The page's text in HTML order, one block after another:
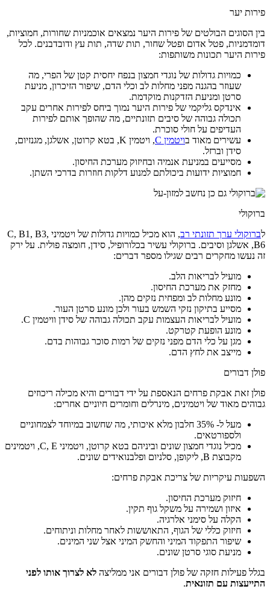
פירות יער
בין הסוגים הבולטים של פירות היער נמצאים אוכמניות שחורות, חמוציות,
דומדמניות, פטל אדום ופטל שחור, תות שדה, תות עץ ודובדבנים. לכל
פירות היער תכונות משותפות:
כמויות גדולות של נוגדי חמצון בנפח יחסית קטן של הפרי, מה
שעוזר בהגנה מפני מחלות לב וכלי הדם, שיפור הזיכרון, מניעת
סרטן ומניעת הזדקנות מוקדמת.
אינדקס גליקמי של פירות היער נמוך ביחס לפירות אחרים עקב
תכולה גבוהה של סיבים תזונתיים, מה שהופך אותם לפירות
העדיפים על חולי סוכרת.
עשירים מאוד בויטמין C
, ויטמין K, בטא קרוטן, אשלגן, מגנזיום,
סידן וברזל.
מסייעים במניעת אנמיה ובחיזוק מערכת החיסון.
חמוציות ידועות ביכולתם למנוע דלקות חוזרות בדרכי השתן.
ברוקולי
לברוקולי ערך תזונתי רב
, הוא מכיל כמויות גדולות של ויטמיני C, B1, B3,
B6, אשלגן וסיבים. ברוקולי עשיר בכלורופיל, סידן, חומצה פולית. על ירק
זה נעשו מחקרים רבים שגילו מספר דברים:
מועיל לבריאות הלב.
מחזק את מערכת החיסון.
מונע מחלות לב ומפחית נזקים מהן.
מסייע בתיקון נזקי השמש בעור ולכן מונע סרטן העור.
מועיל לבריאות העצמות עקב תכולה גבוהה של סידן וויטמין C.
מונע הופעת קטרקט.
מגן על כלי הדם מפני נזקים של רמות סוכר גבוהות בדם.
מייצב את לחץ הדם.
פולן דבורים
פולן זאת אבקת פרחים הנאספת על ידי דבורים והיא מכילה ריכוזים
גבוהים מאוד של ויטמינים, מינרלים וחומרים חיוניים אחרים:
מעל ל- 35% חלבון מלא איכותי, מה שחשוב במיוחד לצמחוניים
ולספורטאים.
מכיל נוגדי חמצון שונים וביניהם בטא קרוטן, ויטמיני C, E, ויטמינים
מקבוצת B, ליקופן, סלניום ופלבנואידים שונים.
השפעות עיקריות של צריכת אבקת פרחים:
חיזוק מערכת החיסון.
איזון ושמירה על משקל גוף תקין.
הקלה על סימני אלרגיה.
חיזוק כללי של הגוף, התאוששות לאחר מחלות וניתוחים.
שיפור התפקוד המיני והחשק המיני אצל שני המינים.
מניעת סוגי סרטן שונים.
בגלל פעילות חזקה של פולן דבורים אני ממליצה לא לצרוך אותו לפני
התייעצות עם תזונאית.